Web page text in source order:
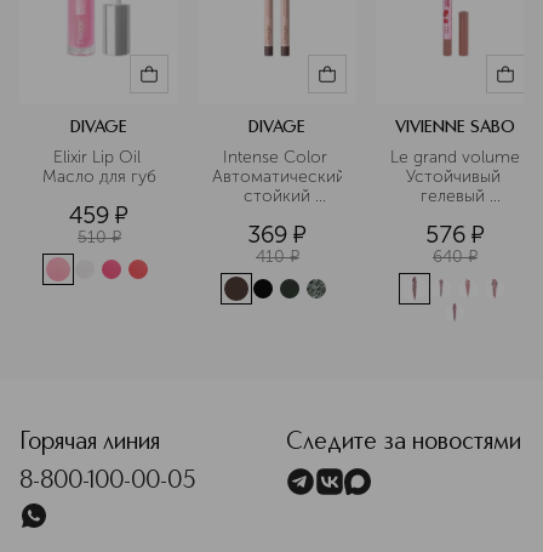
DIVAGE
Elixir Lip Oil
Масло для губ
459 ¤
510 ¤
DIVAGE
Intense Color
Автоматический
стойкий
глаз
369 ¤
410 ¤
VIVIENNE SABO
Le grand volume
Устойчивый
гелевый
губ
576 ¤
640 ¤
Горячая линия
8-800-100-00-05
Следите за новостями